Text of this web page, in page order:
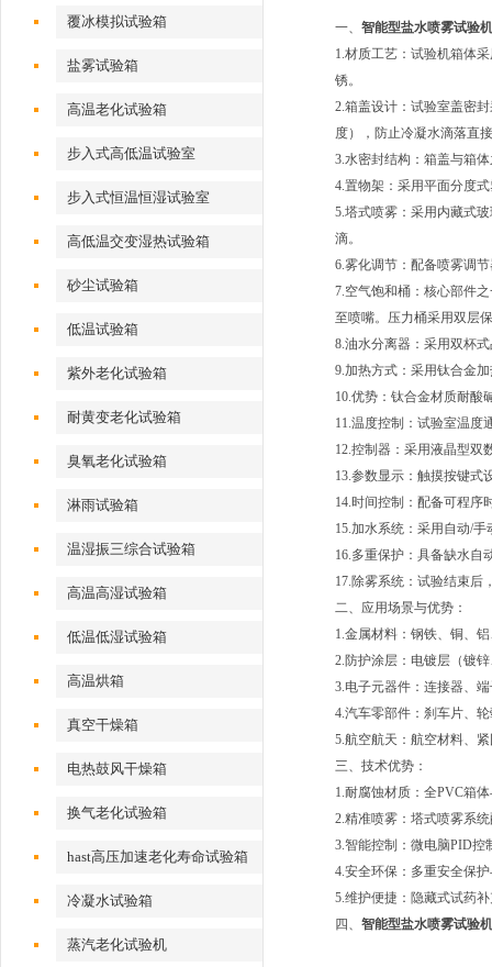
覆冰模拟试验箱
盐雾试验箱
高温老化试验箱
步入式高低温试验室
步入式恒温恒湿试验室
高低温交变湿热试验箱
砂尘试验箱
低温试验箱
紫外老化试验箱
耐黄变老化试验箱
臭氧老化试验箱
淋雨试验箱
温湿振三综合试验箱
高温高湿试验箱
低温低湿试验箱
高温烘箱
真空干燥箱
电热鼓风干燥箱
换气老化试验箱
hast高压加速老化寿命试验箱
冷凝水试验箱
蒸汽老化试验机
一、 智能型盐水喷雾试验机
1.材质工艺：试验机箱体
锈。
2.箱盖设计：试验室盖密
度），防止冷凝水滴落直
3.水密封结构：箱盖与箱
4.置物架：采用平面分度
5.塔式喷雾：采用内藏式
滴。
6.雾化调节：配备喷雾调
7.空气饱和桶：核心部件
至喷嘴。压力桶采用双层
8.油水分离器：采用双杯
9.加热方式：采用钛合金
10.优势：钛合金材质耐酸
11.温度控制：试验室温
12.控制器：采用液晶型双
13.参数显示：触摸按键式
14.时间控制：配备可程序
15.加水系统：采用自动/
16.多重保护：具备缺水自
17.除雾系统：试验结束后
二、应用场景与优势：
1.金属材料：钢铁、铜、
2.防护涂层：电镀层（镀
3.电子元器件：连接器、
4.汽车零部件：刹车片、
5.航空航天：航空材料、
三、技术优势：
1.耐腐蚀材质：全PVC箱
2.精准喷雾：塔式喷雾系
3.智能控制：微电脑PID控
4.安全环保：多重安全保
5.维护便捷：隐藏式试药
四、 智能型盐水喷雾试验机